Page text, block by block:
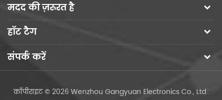
मदद की ज़रूरत है
हॉट टैग
संपर्क करें
कॉपीराइट © 2026 Wenzhou Gangyuan Electronics Co., Ltd..